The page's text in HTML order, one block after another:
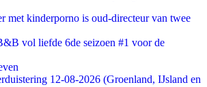
met kinderporno is oud-directeur van twee
vol liefde 6de seizoen #1 voor de
12-08-2026 (Groenland, IJsland en